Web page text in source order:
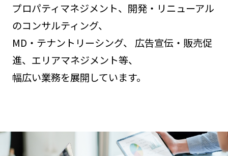
プロパティマネジメント、開発・リニューアル
のコンサルティング、
MD・テナントリーシング、 広告宣伝・販売促
進、エリアマネジメント等、
幅広い業務を展開しています。